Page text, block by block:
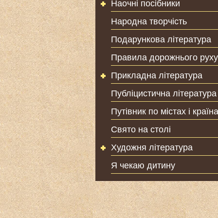
Наочні посібники
Народна творчість
Подарункова література
Правила дорожнього руху
Прикладна література
Публіцистична література
Путівник по містах і
Свято на столі
Художня література
Я чекаю дитину